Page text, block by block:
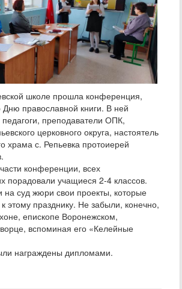
школе прошла конференция,
Дню православной книги. В ней
педагоги, преподаватели ОПК,
церковного округа, настоятель
храма с. Репьевка протоиерей
конференции, всех
порадовали учащиеся 2-4 классов.
на суд жюри свои проекты, которые
этому празднику. Не забыли, конечно,
епископе Воронежском,
вспоминая его «Келейные
награждены дипломами.